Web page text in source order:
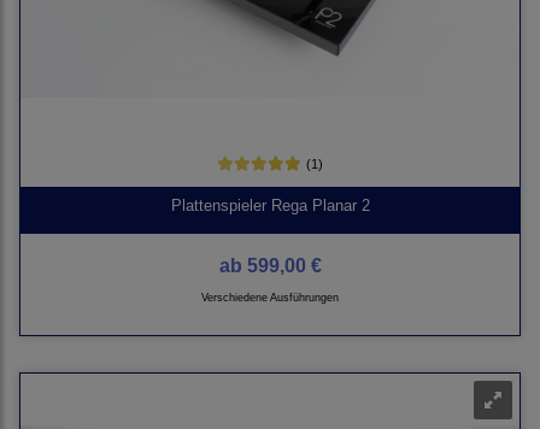
(1)
Plattenspieler Rega Planar 2
ab 599,00 €
Verschiedene Ausführungen